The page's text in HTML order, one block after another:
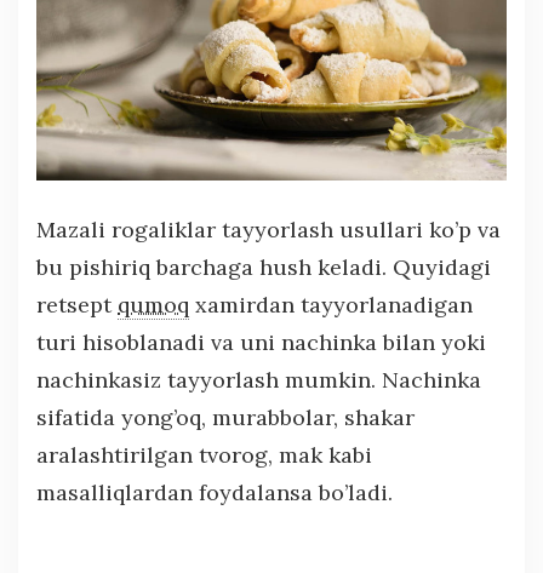
Mazali rogaliklar tayyorlash usullari ko’p va
bu pishiriq barchaga hush keladi. Quyidagi
retsept qumoq xamirdan tayyorlanadigan
turi hisoblanadi va uni nachinka bilan yoki
nachinkasiz tayyorlash mumkin. Nachinka
sifatida yong’oq, murabbolar, shakar
aralashtirilgan tvorog, mak kabi
masalliqlardan foydalansa bo’ladi.